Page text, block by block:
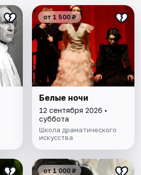
от 1 500 ₽
Белые ночи
12 сентября 2026 •
суббота
Школа драматического
искусства
от 1 000 ₽